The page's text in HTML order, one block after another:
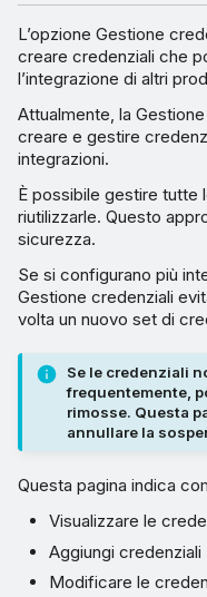
Sospendere le
Annullare la
delle credenziali
Posticipare la
delle credenziali inattive
Modificare le
credenziali inattive
Visualizzare i dettagli,
l’utilizzo e i log delle
credenziali
Notifiche di avviso per le
credenziali
L’opzione Gestione
creare credenziali che
l’integrazione di altri
Attualmente, la
creare e gestire
integrazioni.
È possibile gestire tutte
riutilizzarle. Questo
sicurezza.
Se si configurano più
Gestione credenziali
volta un nuovo set di
Se le credenziali
frequentemente,
rimosse. Questa
annullare la
Questa pagina indica
Visualizzare le
Aggiungi credenziali
Modificare le